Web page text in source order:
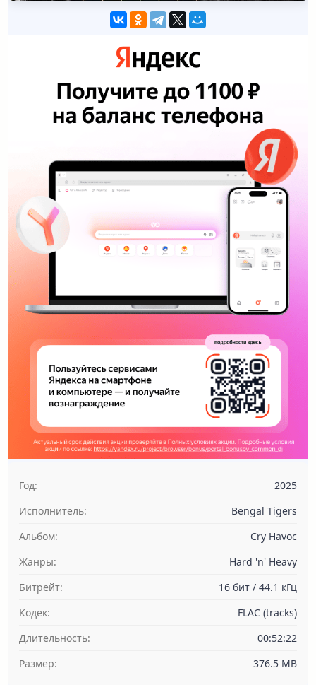
Год:
2025
Исполнитель:
Bengal Tigers
Альбом:
Cry Havoc
Жанры:
Hard 'n' Heavy
Битрейт:
16 бит / 44.1 кГц
Кодек:
FLAC (tracks)
Длительность:
00:52:22
Размер:
376.5 MB